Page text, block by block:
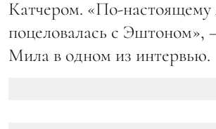
Катчером. «По-настоящему
поцеловалась с Эштоном»,
Мила в одном из интервью.